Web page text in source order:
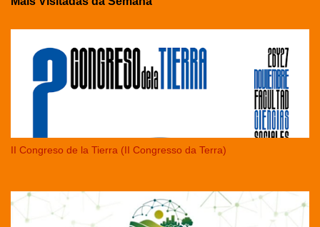
II Congreso de la Tierra (II Congresso da Terra)